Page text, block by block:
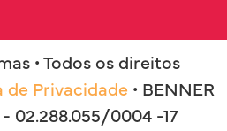
• Todos os direitos
de Privacidade • BENNER
02.288.055/0004 -17